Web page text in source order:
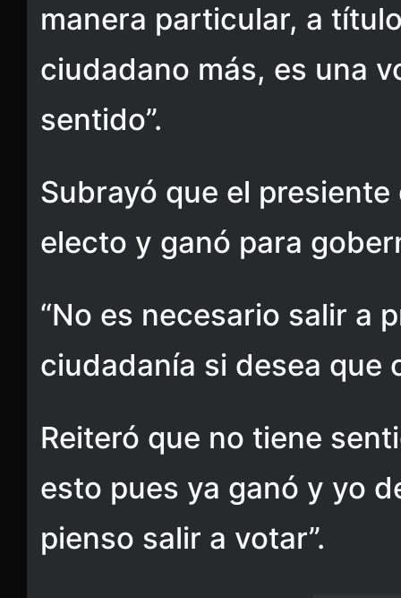
manera particular, a
ciudadano más, es una
sentido”.
Subrayó que el
electo y ganó para
“No es necesario salir a
ciudadanía si desea que
Reiteró que no tiene
esto pues ya ganó y yo
pienso salir a votar”.